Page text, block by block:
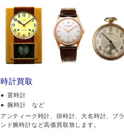
時計買取
置時計
腕時計 など
アンティーク時計、掛時計、大名時計、ブラ
ンド腕時計など高価買取致します。